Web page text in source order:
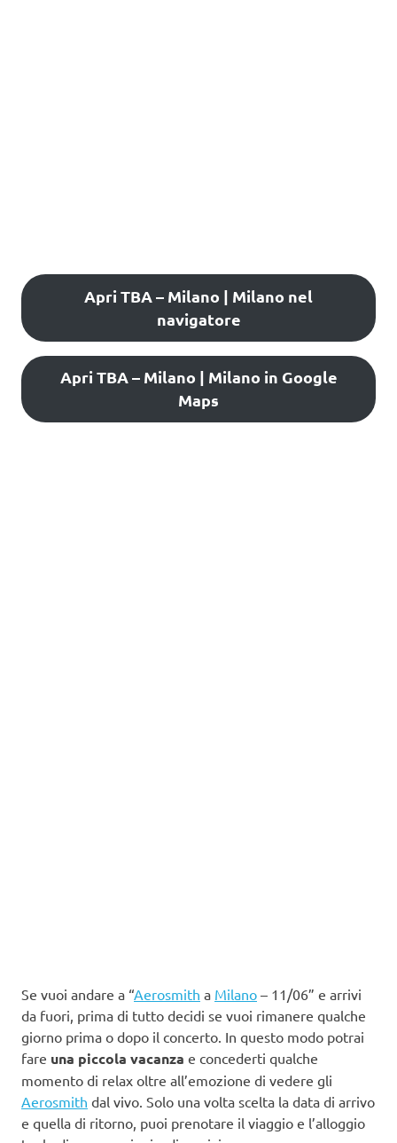
Apri TBA – Milano | Milano nel
navigatore
Apri TBA – Milano | Milano in Google
Maps
Se vuoi andare a “Aerosmith a Milano – 11/06” e arrivi
da fuori, prima di tutto decidi se vuoi rimanere qualche
giorno prima o dopo il concerto. In questo modo potrai
fare una piccola vacanza e concederti qualche
momento di relax oltre all’emozione di vedere gli
Aerosmith dal vivo. Solo una volta scelta la data di arrivo
e quella di ritorno, puoi prenotare il viaggio e l’alloggio